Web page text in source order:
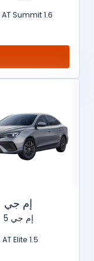
1.6 l 156 AT Summit
إم جي
إم جي 5
1.5 l AT Elite